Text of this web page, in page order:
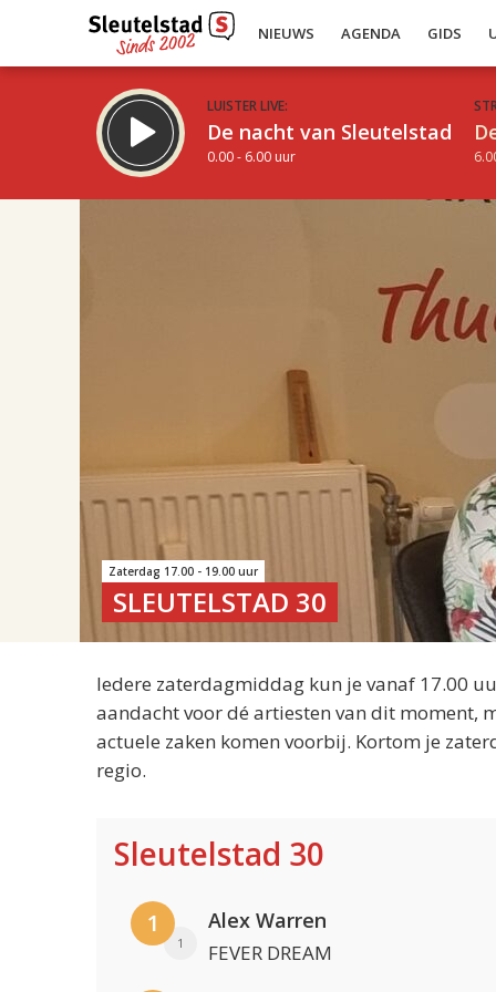
NIEUWS AGENDA GIDS
LUISTER LIVE:
De nacht van Sleutelstad
0.00 - 6.00 uur
Zaterdag 17.00 - 19.00 uur
SLEUTELSTAD 30
Iedere zaterdagmiddag kun je vanaf 17.00
aandacht voor dé artiesten van dit moment,
actuele zaken komen voorbij. Kortom je
regio.
Sleutelstad 30
1
1
Alex Warren
FEVER DREAM